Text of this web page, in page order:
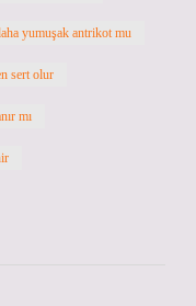
yumuşak antrikot mu
sert olur
mı